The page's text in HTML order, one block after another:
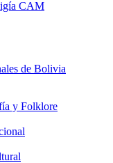
CAM
de Bolivia
y Folklore